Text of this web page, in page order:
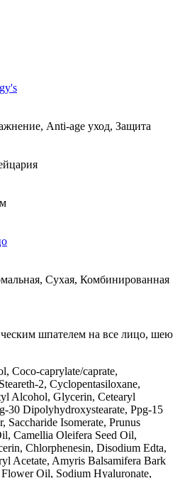
Anti-age уход, Защита
Сухая, Комбинированная
шпателем на все лицо, шею
Coco-caprylate/caprate,
2, Cyclopentasiloxane,
Alcohol, Glycerin, Cetearyl
30 Dipolyhydroxystearate, Ppg-15
Saccharide Isomerate, Prunus
Camellia Oleifera Seed Oil,
Chlorphenesin, Disodium Edta,
Acetate, Amyris Balsamifera Bark
Oil, Sodium Hyaluronate,